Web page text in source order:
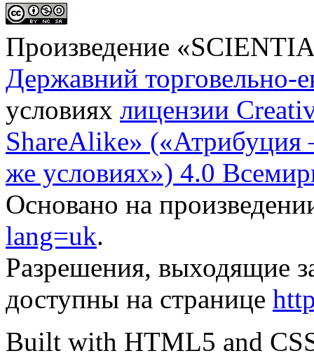
Произведение «
Державний торговельно-
условиях лицензии
ShareAlike»
же условиях») 4.0
Основано на
lang=uk.
Разрешения, выходящие
доступны на странице
Built with HTML5 and